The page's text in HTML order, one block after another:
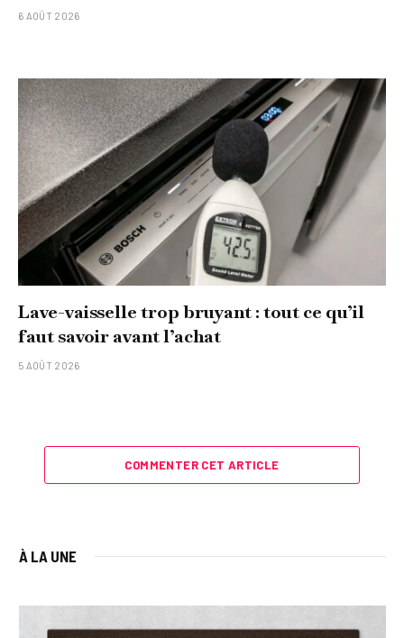
6 AOÛT 2026
Lave-vaisselle trop bruyant : tout ce qu’il
faut savoir avant l’achat
5 AOÛT 2026
COMMENTER CET ARTICLE
À LA UNE